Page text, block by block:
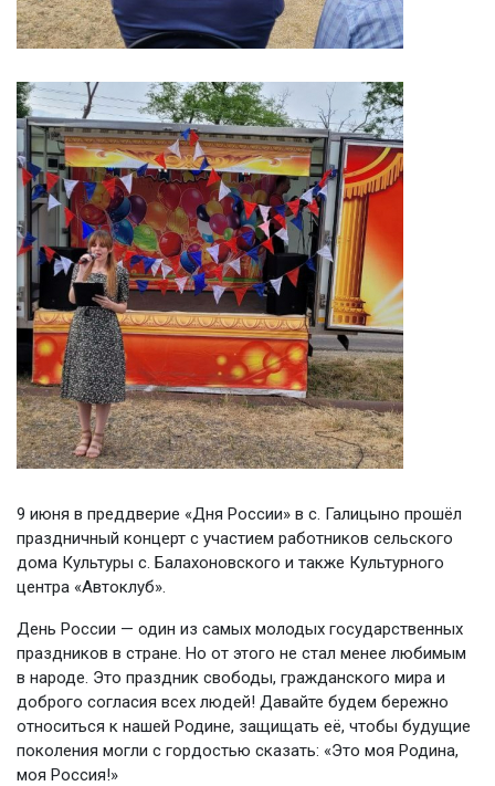
9 июня в преддверие «Дня России» в с. Галицыно прошёл
праздничный концерт с участием работников сельского
дома Культуры с. Балахоновского и также Культурного
центра «Автоклуб».
День России — один из самых молодых государственных
праздников в стране. Но от этого не стал менее любимым
в народе. Это праздник свободы, гражданского мира и
доброго согласия всех людей! Давайте будем бережно
относиться к нашей Родине, защищать её, чтобы будущие
поколения могли с гордостью сказать: «Это моя Родина,
моя Россия!»